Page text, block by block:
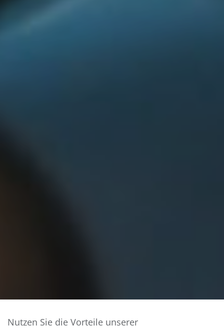
Nutzen Sie die Vorteile unserer